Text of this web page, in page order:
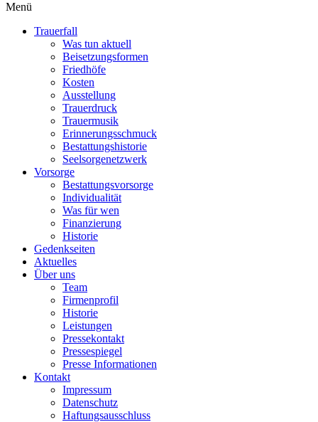
Menü
Trauerfall
Was tun aktuell
Beisetzungsformen
Friedhöfe
Kosten
Ausstellung
Trauerdruck
Trauermusik
Erinnerungsschmuck
Bestattungshistorie
Seelsorgenetzwerk
Vorsorge
Bestattungsvorsorge
Individualität
Was für wen
Finanzierung
Historie
Gedenkseiten
Aktuelles
Über uns
Team
Firmenprofil
Historie
Leistungen
Pressekontakt
Pressespiegel
Presse Informationen
Kontakt
Impressum
Datenschutz
Haftungsausschluss